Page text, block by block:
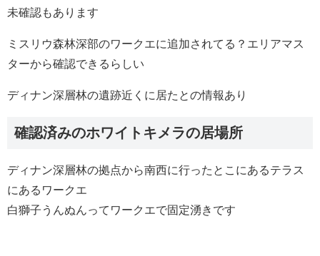
未確認もあります
ミスリウ森林深部のワークエに追加されてる？エリアマス
ターから確認できるらしい
ディナン深層林の遺跡近くに居たとの情報あり
確認済みのホワイトキメラの居場所
ディナン深層林の拠点から南西に行ったとこにあるテラス
にあるワークエ
白獅子うんぬんってワークエで固定湧きです